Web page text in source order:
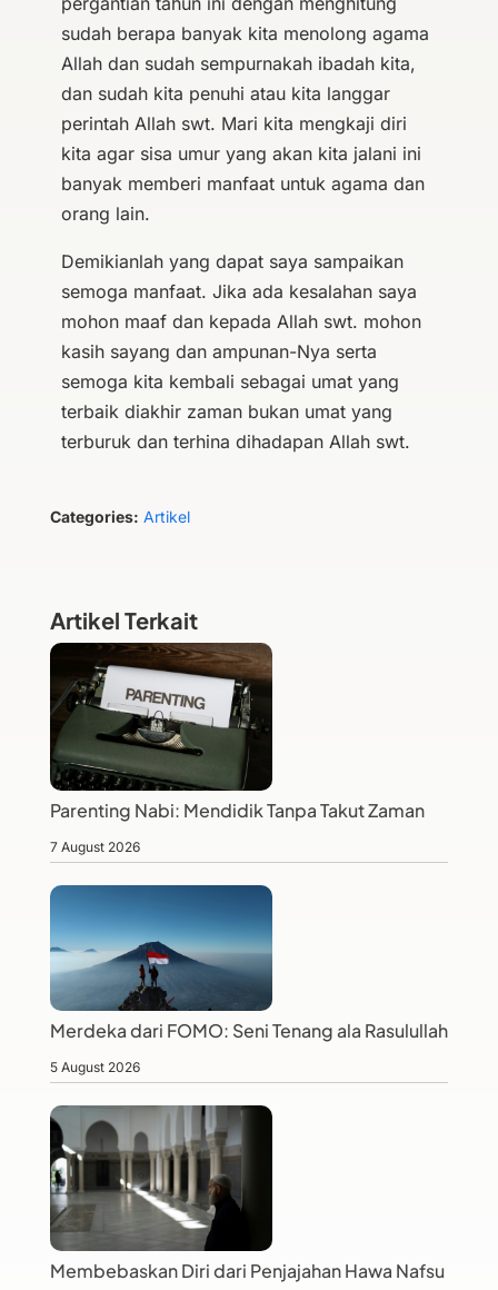
sudah berapa banyak kita menolong agama
Allah dan sudah sempurnakah ibadah kita,
dan sudah kita penuhi atau kita langgar
perintah Allah swt. Mari kita mengkaji diri
kita agar sisa umur yang akan kita jalani ini
banyak memberi manfaat untuk agama dan
orang lain.
Demikianlah yang dapat saya sampaikan
semoga manfaat. Jika ada kesalahan saya
mohon maaf dan kepada Allah swt. mohon
kasih sayang dan ampunan-Nya serta
semoga kita kembali sebagai umat yang
terbaik diakhir zaman bukan umat yang
terburuk dan terhina dihadapan Allah swt.
Categories: Artikel
Artikel Terkait
Parenting Nabi: Mendidik Tanpa Takut Zaman
7 August 2026
Merdeka dari FOMO: Seni Tenang ala Rasulullah
5 August 2026
Membebaskan Diri dari Penjajahan Hawa Nafsu